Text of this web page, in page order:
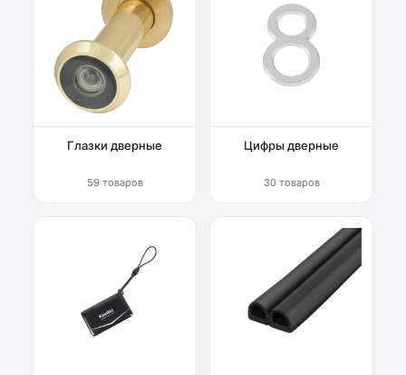
Глазки дверные
59 товаров
Цифры дверные
30 товаров